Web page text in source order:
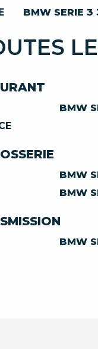
BMW SERIE 3
BMW
BMW
BMW
BMW